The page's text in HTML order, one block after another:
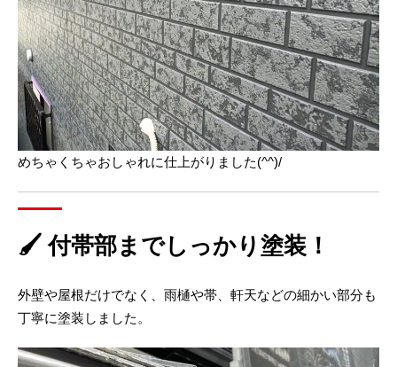
めちゃくちゃおしゃれに仕上がりました(^^)/
🖌 付帯部までしっかり塗装！
外壁や屋根だけでなく、雨樋や帯、軒天などの細かい部分も
丁寧に塗装しました。